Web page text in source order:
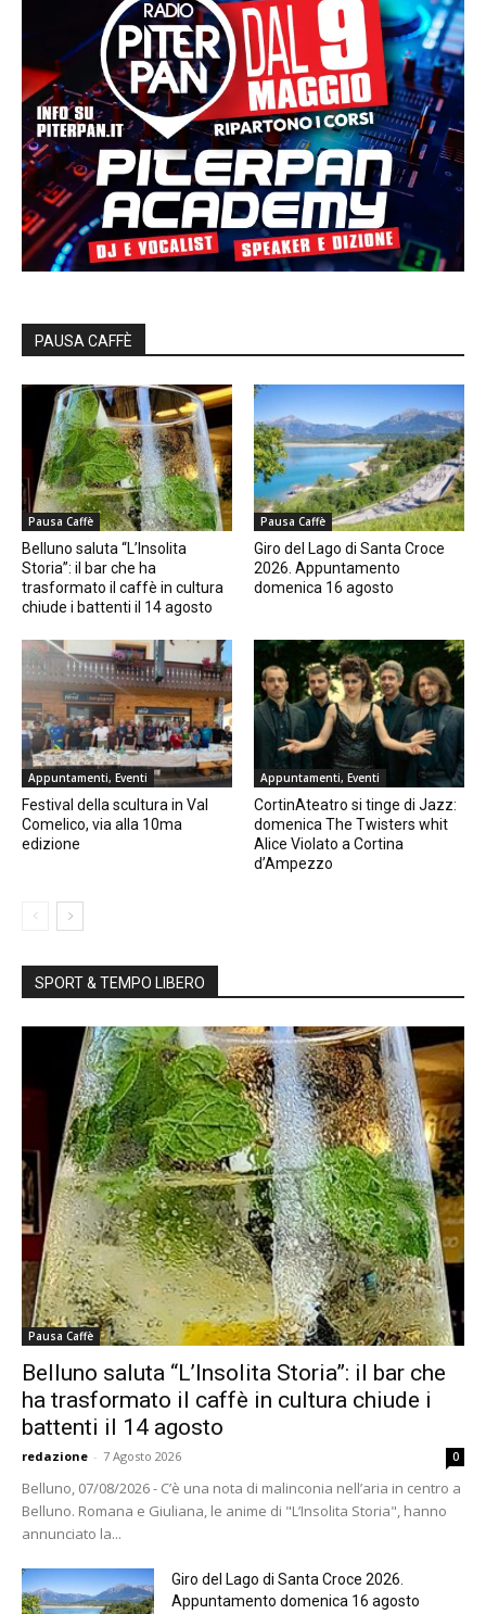
PAUSA CAFFÈ
Pausa Caffè
Belluno saluta “L’Insolita
Storia”: il bar che ha
trasformato il caffè in cultura
chiude i battenti il 14 agosto
Pausa Caffè
Giro del Lago di Santa Croce
2026. Appuntamento
domenica 16 agosto
Appuntamenti, Eventi
Festival della scultura in Val
Comelico, via alla 10ma
edizione
Appuntamenti, Eventi
CortinAteatro si tinge di Jazz:
domenica The Twisters whit
Alice Violato a Cortina
d’Ampezzo
SPORT & TEMPO LIBERO
Pausa Caffè
Belluno saluta “L’Insolita Storia”: il bar che
ha trasformato il caffè in cultura chiude i
battenti il 14 agosto
redazione - 7 Agosto 2026 0
Belluno, 07/08/2026 - C’è una nota di malinconia nell’aria in centro a
Belluno. Romana e Giuliana, le anime di "L’Insolita Storia", hanno
annunciato la...
Giro del Lago di Santa Croce 2026.
Appuntamento domenica 16 agosto